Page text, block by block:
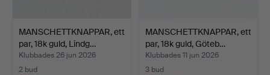
MANSCHETTKNAPPAR, ett
par, 18k guld, Lindg…
Klubbades 26 jun 2026
2 bud
MANSCHETTKNAPPAR, ett
par, 18k guld, Göteb…
Klubbades 11 jun 2026
3 bud